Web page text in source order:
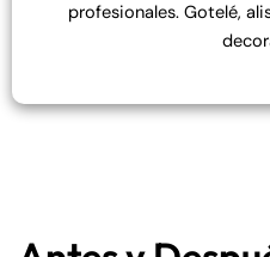
profesionales. Gotelé,